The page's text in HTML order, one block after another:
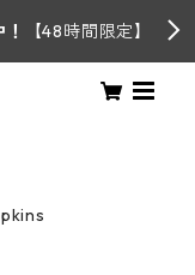
【48時間限定】